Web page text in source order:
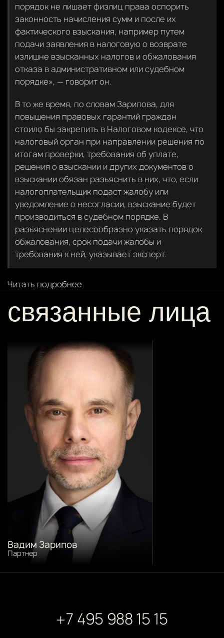
порядок не лишает физлиц права оспорить
законность начисления сумм и после их
фактического взыскания, например путем
подачи заявления в налоговую о возврате
излишне взысканных налогов и обжалования
отказа в административном или судебном
порядке», — говорит он.
В то же время, по словам Зарипова, для
повышения правовых гарантий граждан
стоило бы закрепить в Налоговом кодексе, что
налоговый орган при направлении решения по
итогам проверки, требования об уплате,
решения о взыскании и других документов о
взыскании обязан разъяснить в них, что, если
налогоплательщик подаст жалобу или
уведомление о несогласии, взыскание будет
производиться в судебном порядке. В
разъяснении целесообразно указать порядок
обжалования, срок подачи жалобы и
требования к ней, указывает эксперт.
Читать подробнее
связанные лица
Вадим Зарипов
Партнер
+7 495 988 15 15